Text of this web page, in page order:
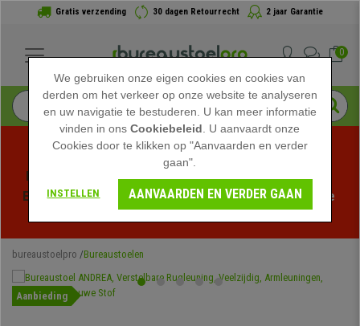
Gratis verzending 30 dagen Retourrecht 2 jaar Garantie
0
Profiteer van de Zomeruitverkoop bij bureaustoelpro!
Exclusieve kortingen voor een beperkte tijd - Bekijk de
bureaustoelpro Bureaustoelen
Aanbieding
We gebruiken onze eigen cookies en cookies van
derden om het verkeer op onze website te analyseren
en uw navigatie te bestuderen. U kan meer informatie
vinden in onsCookiebeleid . U aanvaardt onze
Cookies door te klikken op "Aanvaarden en verder
gaan".
INSTELLEN AANVAARDEN EN VERDER GAAN